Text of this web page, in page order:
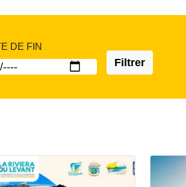
DE FIN
Filtrer